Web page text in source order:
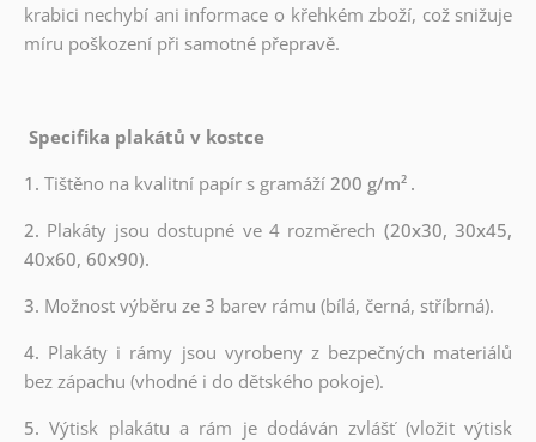
krabici nechybí ani informace o křehkém zboží, což snižuje
míru poškození při samotné přepravě.
Specifika plakátů v kostce
1. Tištěno na kvalitní papír s gramáží200 g/m² .
2. Plakáty jsou dostupné ve 4 rozměrech (20x30, 30x45,
40x60, 60x90).
3. Možnost výběru ze 3 barev rámu (bílá, černá, stříbrná).
4. Plakáty i rámy jsou vyrobeny z bezpečných materiálů
bez zápachu (vhodné i do dětského pokoje).
5.Výtisk plakátu a rám je dodáván zvlášť (vložit výtisk